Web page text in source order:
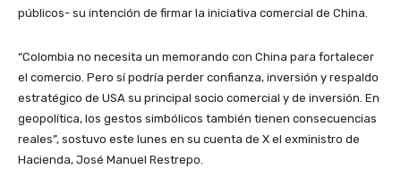
públicos- su intención de firmar la iniciativa comercial de China.
“Colombia no necesita un memorando con China para fortalecer
el comercio. Pero sí podría perder confianza, inversión y respaldo
estratégico de USA su principal socio comercial y de inversión. En
geopolítica, los gestos simbólicos también tienen consecuencias
reales”, sostuvo este lunes en su cuenta de X el exministro de
Hacienda, José Manuel Restrepo.